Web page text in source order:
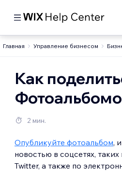
Главная Управление бизнесом
Как
2 мин.
Опубликуйте фотоальбом,
новостью в соцсетях,
Twitter, а также по